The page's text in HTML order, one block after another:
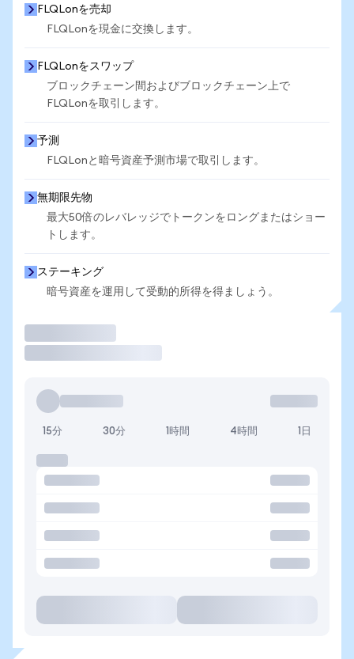
FLQLonを売却
FLQLonを現金に交換します。
FLQLonをスワップ
ブロックチェーン間およびブロックチェーン上で
FLQLonを取引します。
予測
FLQLonと暗号資産予測市場で取引します。
無期限先物
最大50倍のレバレッジでトークンをロングまたはショー
トします。
ステーキング
暗号資産を運用して受動的所得を得ましょう。
15分 30分 1時間 4時間 1日